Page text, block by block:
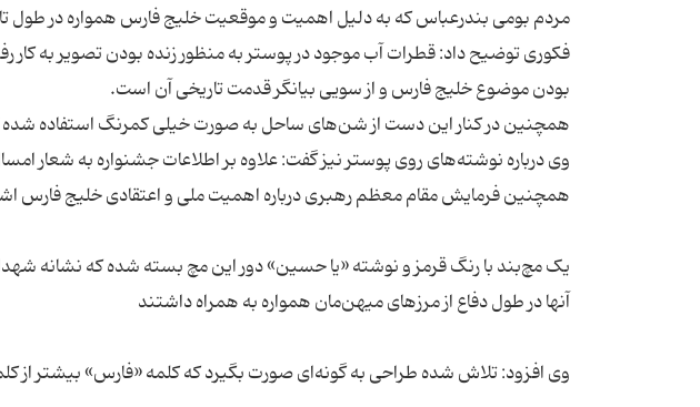
فکوری توضیح داد: قطرات آب موجود در پوستر به منظور زنده بودن تصویر به کار
وی درباره نوشته‌های روی پوستر نیز گفت: علاوه بر اطلاعات جشنواره به
یک مچ‌بند با رنگ قرمز و نوشته «یا حسین» دور این مچ بسته شده که نشانه